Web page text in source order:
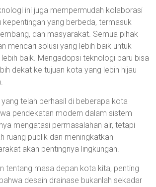
ini juga mempermudah kolaborasi
kepentingan yang berbeda, termasuk
dan masyarakat. Semua pihak
mencari solusi yang lebih baik untuk
baik. Mengadopsi teknologi baru bisa
dekat ke tujuan kota yang lebih hijau
telah berhasil di beberapa kota
pendekatan modern dalam sistem
mengatasi permasalahan air, tetapi
ruang publik dan meningkatkan
akan pentingnya lingkungan.
tentang masa depan kota kita, penting
desain drainase bukanlah sekadar